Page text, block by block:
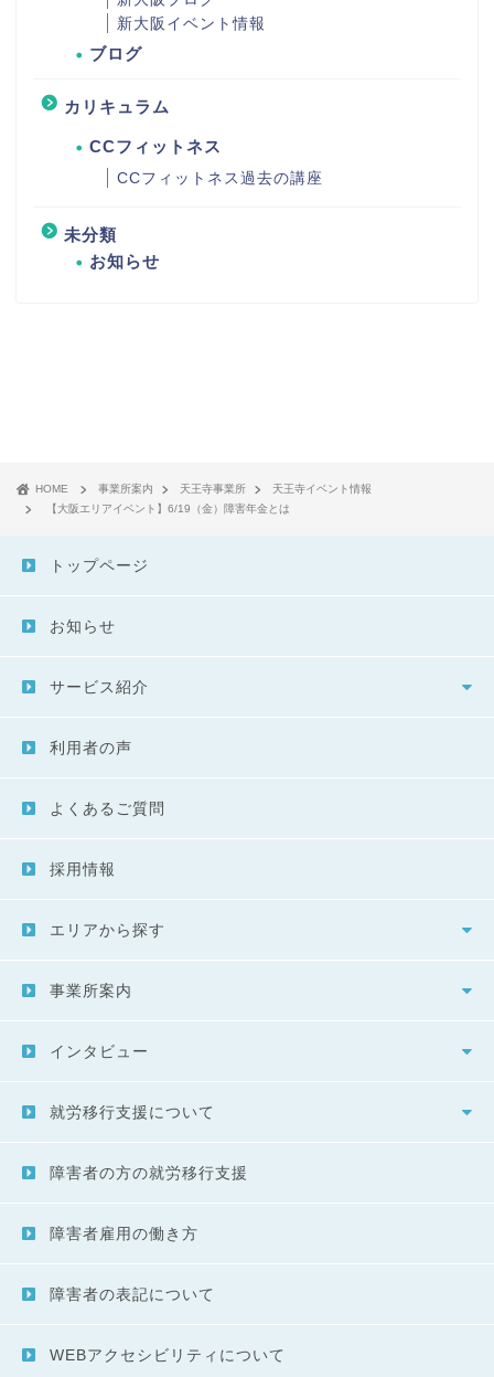
新大阪イベント情報
ブログ
カリキュラム
CCフィットネス
CCフィットネス過去の講座
未分類
お知らせ
HOME 事業所案内 天王寺事業所
天王寺イベント情報
【大阪エリアイベント】6/19（金）障害年金とは
トップページ
お知らせ
サービス紹介
利用者の声
よくあるご質問
採用情報
エリアから探す
事業所案内
インタビュー
就労移行支援について
障害者の方の就労移行支援
障害者雇用の働き方
障害者の表記について
WEBアクセシビリティについて